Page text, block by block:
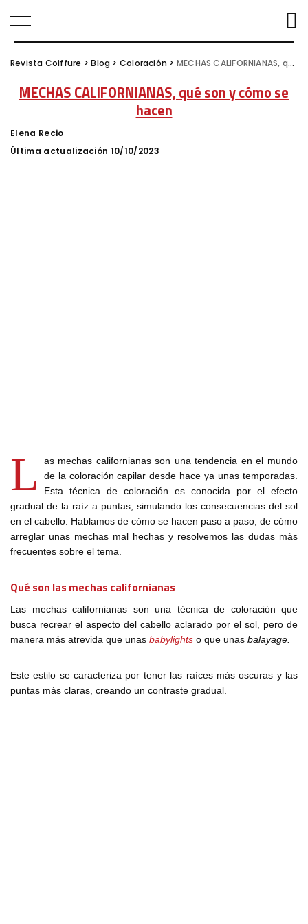
Revista Coiffure >Blog > Coloración > MECHAS CALIFORNIANAS, qué son y cómo se hacen
MECHAS CALIFORNIANAS, qué son y cómo se
hacen
Posted
by
Elena Recio
Última actualización 10/10/2023
L
as mechas californianas son una tendencia en el mundo
de la coloración capilar desde hace ya unas temporadas.
Esta técnica de coloración es conocida por el efecto
gradual de la raíz a puntas, simulando los consecuencias del sol
en el cabello. Hablamos de cómo se hacen paso a paso, de cómo
arreglar unas mechas mal hechas y resolvemos las dudas más
frecuentes sobre el tema.
Qué son las mechas californianas
Las mechas californianas son una técnica de coloración que
busca recrear el aspecto del cabello aclarado por el sol, pero de
manera más atrevida que unas babylights o que unas balayage.
Este estilo se caracteriza por tener las raíces más oscuras y las
puntas más claras, creando un contraste gradual.